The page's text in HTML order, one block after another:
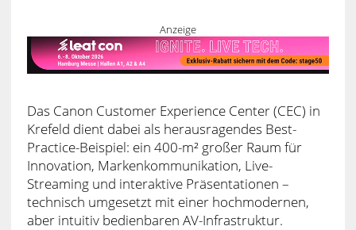
Anzeige
Das Canon Customer Experience Center (CEC) in
Krefeld dient dabei als herausragendes Best-
Practice-Beispiel: ein 400-m² großer Raum für
Innovation, Markenkommunikation, Live-
Streaming und interaktive Präsentationen –
technisch umgesetzt mit einer hochmodernen,
aber intuitiv bedienbaren AV-Infrastruktur.